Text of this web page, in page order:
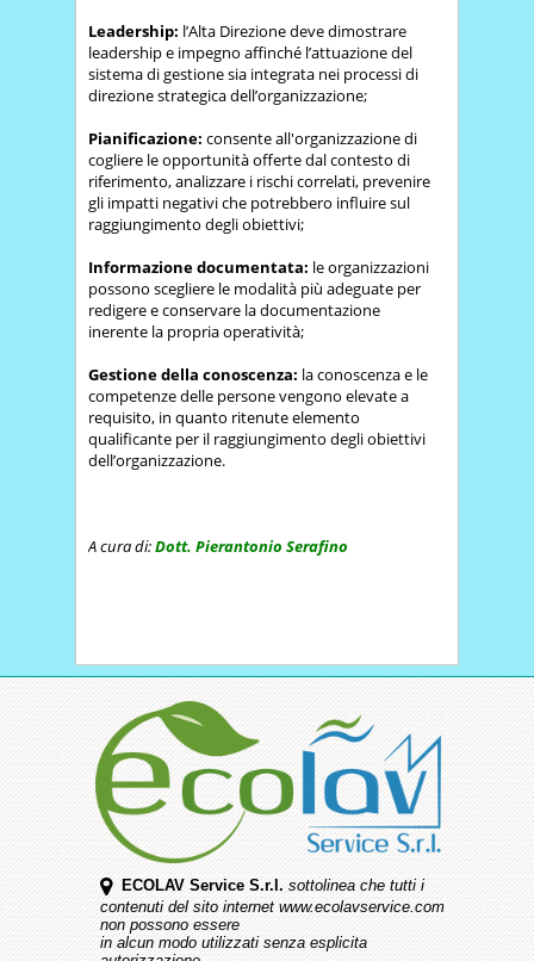
Leadership: l’Alta Direzione deve dimostrare
leadership e impegno affinché l’attuazione del
sistema di gestione sia integrata nei processi di
direzione strategica dell’organizzazione;
Pianificazione: consente all'organizzazione di
cogliere le opportunità offerte dal contesto di
riferimento, analizzare i rischi correlati, prevenire
gli impatti negativi che potrebbero influire sul
raggiungimento degli obiettivi;
Informazione documentata: le organizzazioni
possono scegliere le modalità più adeguate per
redigere e conservare la documentazione
inerente la propria operatività;
Gestione della conoscenza: la conoscenza e le
competenze delle persone vengono elevate a
requisito, in quanto ritenute elemento
qualificante per il raggiungimento degli obiettivi
dell’organizzazione.
A cura di:Dott. Pierantonio Serafino
ECOLAV Service S.r.l. sottolinea che tutti i
contenuti del sito internet www.ecolavservice.com
non possono essere
in alcun modo utilizzati senza esplicita